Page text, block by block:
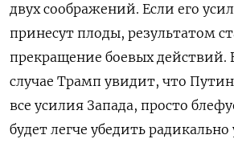
двух соображений. Если его
принесут плоды, результатом
прекращение боевых
случае Трамп увидит, что
все усилия Запада, просто
будет легче убедить